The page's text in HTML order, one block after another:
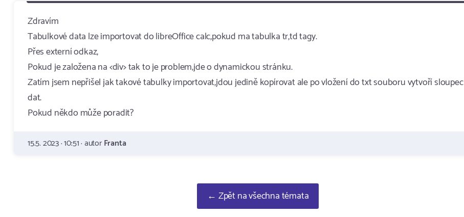
Zdravím
Tabulkové data lze importovat do libreOffice calc,pokud ma tabulka tr,td tagy.
Přes externí odkaz,
Pokud je založena na <div> tak to je problem,jde o dynamickou stránku.
Zatím jsem nepřišel jak takové tabulky importovat,jdou jedině kopírovat ale po vložení do txt souboru vytvoří sloupec
dat.
Pokud někdo může poradit?
15.5. 2023 · 10:51 · autorFranta
← Zpět na všechna témata